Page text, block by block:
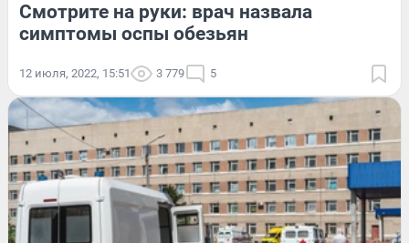
Смотрите на руки: врач назвала
симптомы оспы обезьян
12 июля, 2022, 15:51 3 779 5